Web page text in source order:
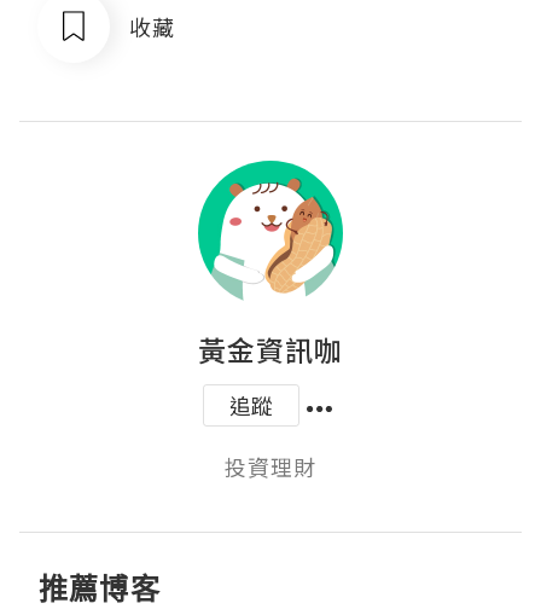
收藏
黃金資訊咖
追蹤
投資理財
推薦博客